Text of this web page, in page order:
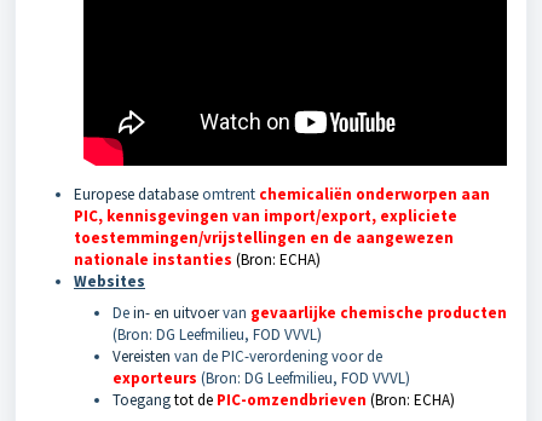
Europese databaseomtrent chemicaliën onderworpen aan
PIC, kennisgevingen van import/export, expliciete
toestemmingen/vrijstellingen en de aangewezen
nationale instanties (Bron: ECHA)
Websites
Dein- en uitvoervan gevaarlijke chemische producten
(Bron: DG Leefmilieu, FOD VVVL)
Vereisten van de PIC-verordening voor de
exporteurs (Bron: DG Leefmilieu, FOD VVVL)
Toegangtot de PIC-omzendbrieven (Bron: ECHA)